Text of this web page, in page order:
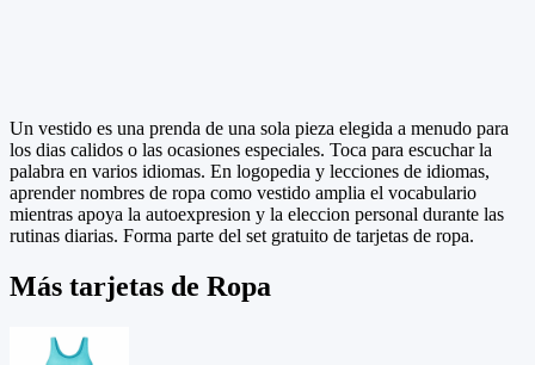
Un vestido es una prenda de una sola pieza elegida a menudo para
los dias calidos o las ocasiones especiales. Toca para escuchar la
palabra en varios idiomas. En logopedia y lecciones de idiomas,
aprender nombres de ropa como vestido amplia el vocabulario
mientras apoya la autoexpresion y la eleccion personal durante las
rutinas diarias. Forma parte del set gratuito de tarjetas de ropa.
Más tarjetas de Ropa